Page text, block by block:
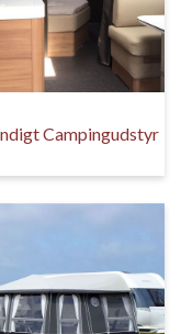
Campingudstyr